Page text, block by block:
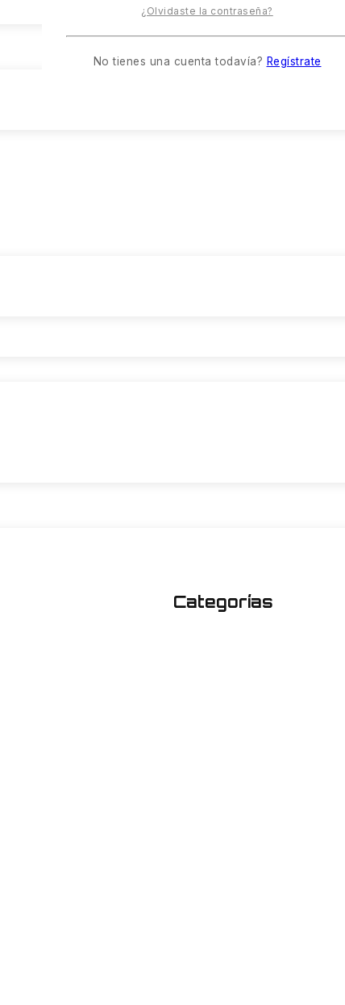
Categorías
¿Olvidaste la contraseña?
No tienes una cuenta todavía? Regístrate